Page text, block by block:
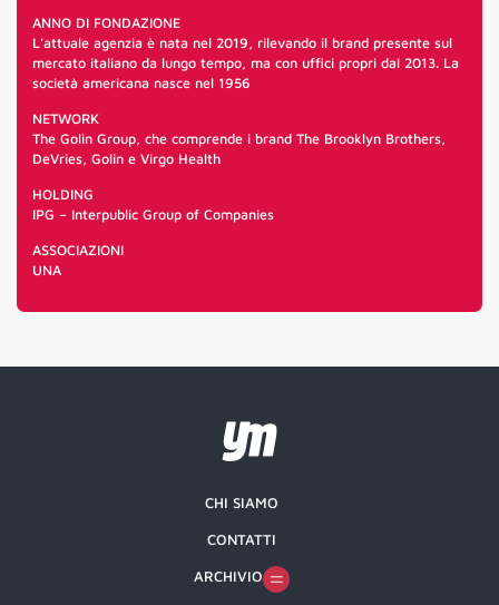
ANNO DI FONDAZIONE
L’attuale agenzia è nata nel 2019, rilevando il brand presente sul
mercato italiano da lungo tempo, ma con uffici propri dal 2013. La
società americana nasce nel 1956
NETWORK
The Golin Group, che comprende i brand The Brooklyn Brothers,
DeVries, Golin e Virgo Health
HOLDING
IPG – Interpublic Group of Companies
ASSOCIAZIONI
UNA
CHI SIAMO
CONTATTI
ARCHIVIO